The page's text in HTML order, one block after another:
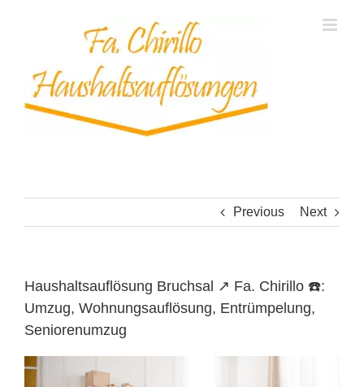
Previous Next
Haushaltsauflösung Bruchsal ↗️ Fa. Chirillo ☎️:
Umzug, Wohnungsauflösung, Entrümpelung,
Seniorenumzug